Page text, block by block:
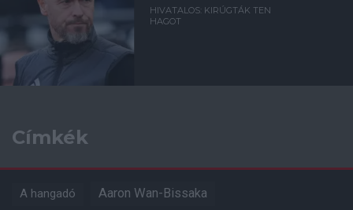
HIVATALOS: KIRÚGTÁK TEN
HAGOT
Címkék
A hangadó Aaron Wan-Bissaka